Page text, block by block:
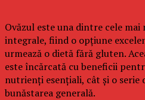
Ovăzul este una dintre cele
integrale, fiind o opțiune
urmează o dietă fără gluten.
este încărcată cu beneficii
nutrienți esențiali, cât și o serie
bunăstarea generală.